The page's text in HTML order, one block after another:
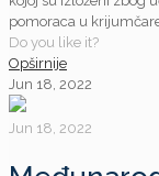
pomoraca u
Do you like it?
Opširnije
Jun 18, 2022
Jun 18, 2022